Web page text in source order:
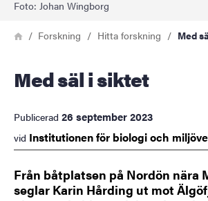
Foto: Johan Wingborg
Länkstig
HemForskning Hitta forskning Med
Med säl i siktet
Publicerad 26 september 2023
vid Institutionen för biologi och
Från båtplatsen på Nordön nära
seglar Karin Hårding ut mot